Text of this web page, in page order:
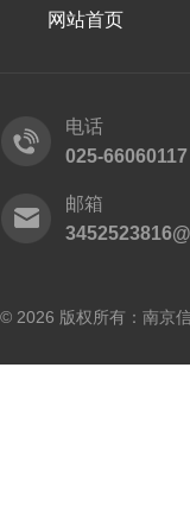
网站首页
电话
025-66060117
邮箱
© 2026 版权所有：南京